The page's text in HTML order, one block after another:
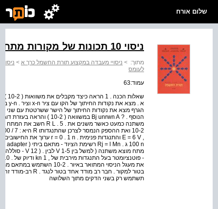
שלום אורח
ניסוי 10 תכונות של מקורות מתח; העברת הספק מרבי לעומס
מתוך: > ניסויי מעבדה במקצוע תורת החשמל כרך א >
לעומס
עמוד:63
תשתמש רק בשני הדקים מתוך השלושה